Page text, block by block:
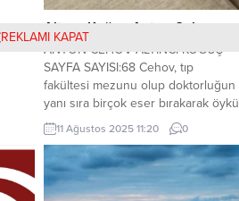
Altıncı Koğuş-Anton Cehov
ANTON CEHOV ALTINCI KOĞUŞ
SAYFA SAYISI:68 Cehov, tıp
fakültesi mezunu olup doktorluğun
yanı sıra birçok eser bırakarak öykü
ve tiyatro oyunlarıyla edebiyat
dünyasında yer edinmiş önemli
Rus yazarlardan biridir. Dilinin
akıcılığı yaptığı betimlemelerle
okıuyucuyu yazdıklarının içine alan
11 Ağustos 2025 11:20 0
REKLAMI KAPAT